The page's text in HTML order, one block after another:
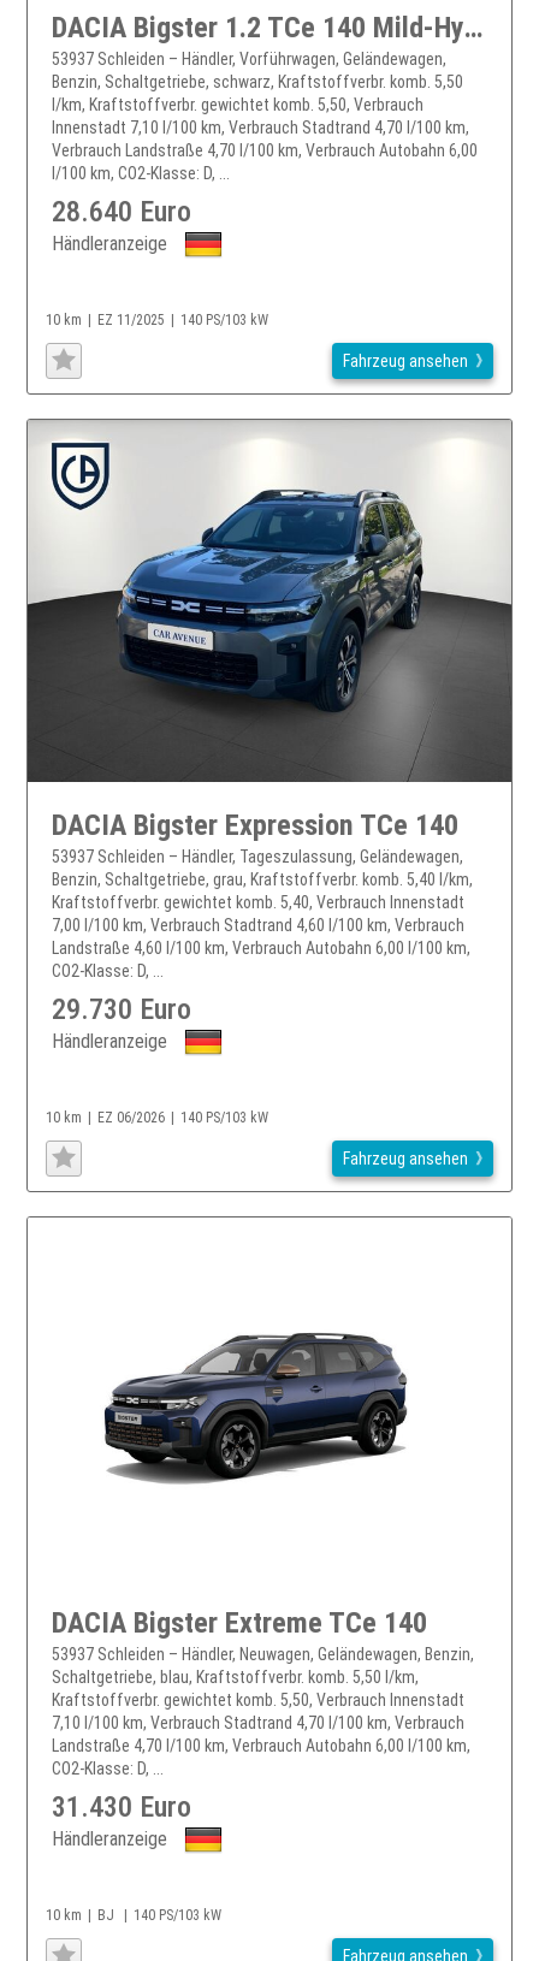
DACIA Bigster 1.2 TCe 140 Mild-Hybrid Journey
53937 Schleiden – Händler, Vorführwagen, Geländewagen,
Benzin, Schaltgetriebe, schwarz, Kraftstoffverbr. komb. 5,50
l/km, Kraftstoffverbr. gewichtet komb. 5,50, Verbrauch
Innenstadt 7,10 l/100 km, Verbrauch Stadtrand 4,70 l/100 km,
Verbrauch Landstraße 4,70 l/100 km, Verbrauch Autobahn 6,00
l/100 km, CO2-Klasse: D, ...
28.640 Euro
Händleranzeige
10 km EZ 11/2025 140 PS/103 kW
Fahrzeug ansehen
DACIA Bigster Expression TCe 140
53937 Schleiden – Händler, Tageszulassung, Geländewagen,
Benzin, Schaltgetriebe, grau, Kraftstoffverbr. komb. 5,40 l/km,
Kraftstoffverbr. gewichtet komb. 5,40, Verbrauch Innenstadt
7,00 l/100 km, Verbrauch Stadtrand 4,60 l/100 km, Verbrauch
Landstraße 4,60 l/100 km, Verbrauch Autobahn 6,00 l/100 km,
CO2-Klasse: D, ...
29.730 Euro
Händleranzeige
10 km EZ 06/2026 140 PS/103 kW
Fahrzeug ansehen
DACIA Bigster Extreme TCe 140
53937 Schleiden – Händler, Neuwagen, Geländewagen, Benzin,
Schaltgetriebe, blau, Kraftstoffverbr. komb. 5,50 l/km,
Kraftstoffverbr. gewichtet komb. 5,50, Verbrauch Innenstadt
7,10 l/100 km, Verbrauch Stadtrand 4,70 l/100 km, Verbrauch
Landstraße 4,70 l/100 km, Verbrauch Autobahn 6,00 l/100 km,
CO2-Klasse: D, ...
31.430 Euro
Händleranzeige
10 km BJ 140 PS/103 kW
Fahrzeug ansehen